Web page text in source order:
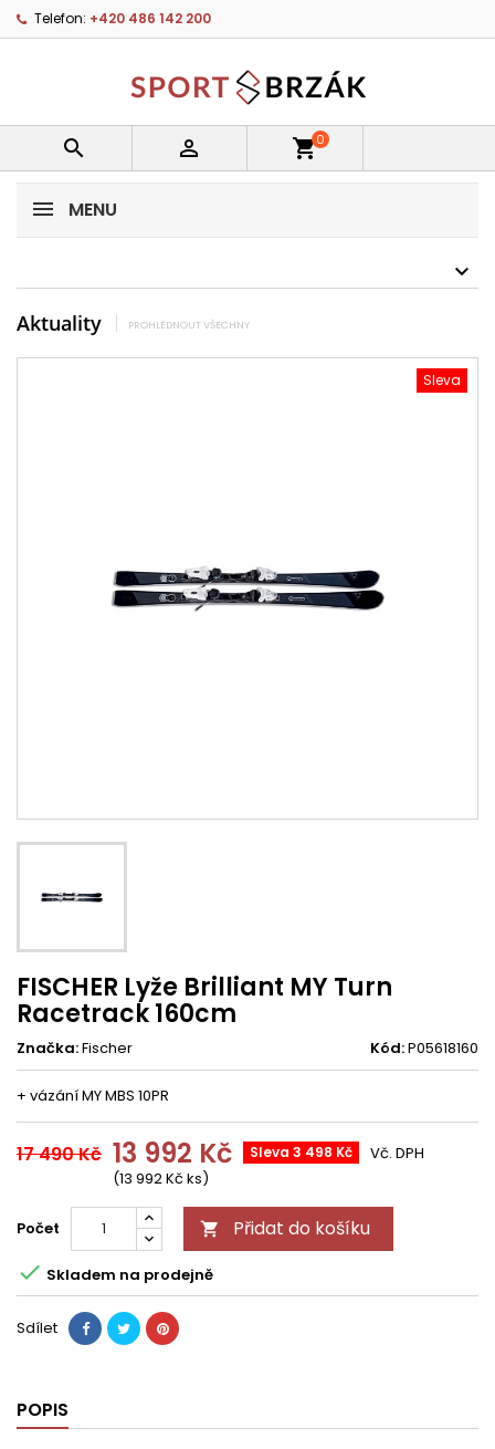
Telefon: +420 486 142 200
  shopping_cart0
MENU
Aktuality PROHLÉDNOUT VŠECHNY
Sleva
FISCHER Lyže Brilliant MY Turn
Racetrack 160cm
Značka:Fischer Kód:P05618160
+ vázání MY MBS 10PR
17 490 Kč 13 992 Kč Sleva 3 498 Kč
(13 992 Kč ks)
Vč. DPH
Počet  Přidat do košíku
 Skladem na prodejně
Sdílet
POPIS